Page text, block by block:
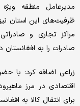
مدیرعامل منطقه
ظرفیت‌های این استان
مراکز تجاری و
صادرات را به افغانستان
اقتصادی در مرز
برای انتقال کالا به